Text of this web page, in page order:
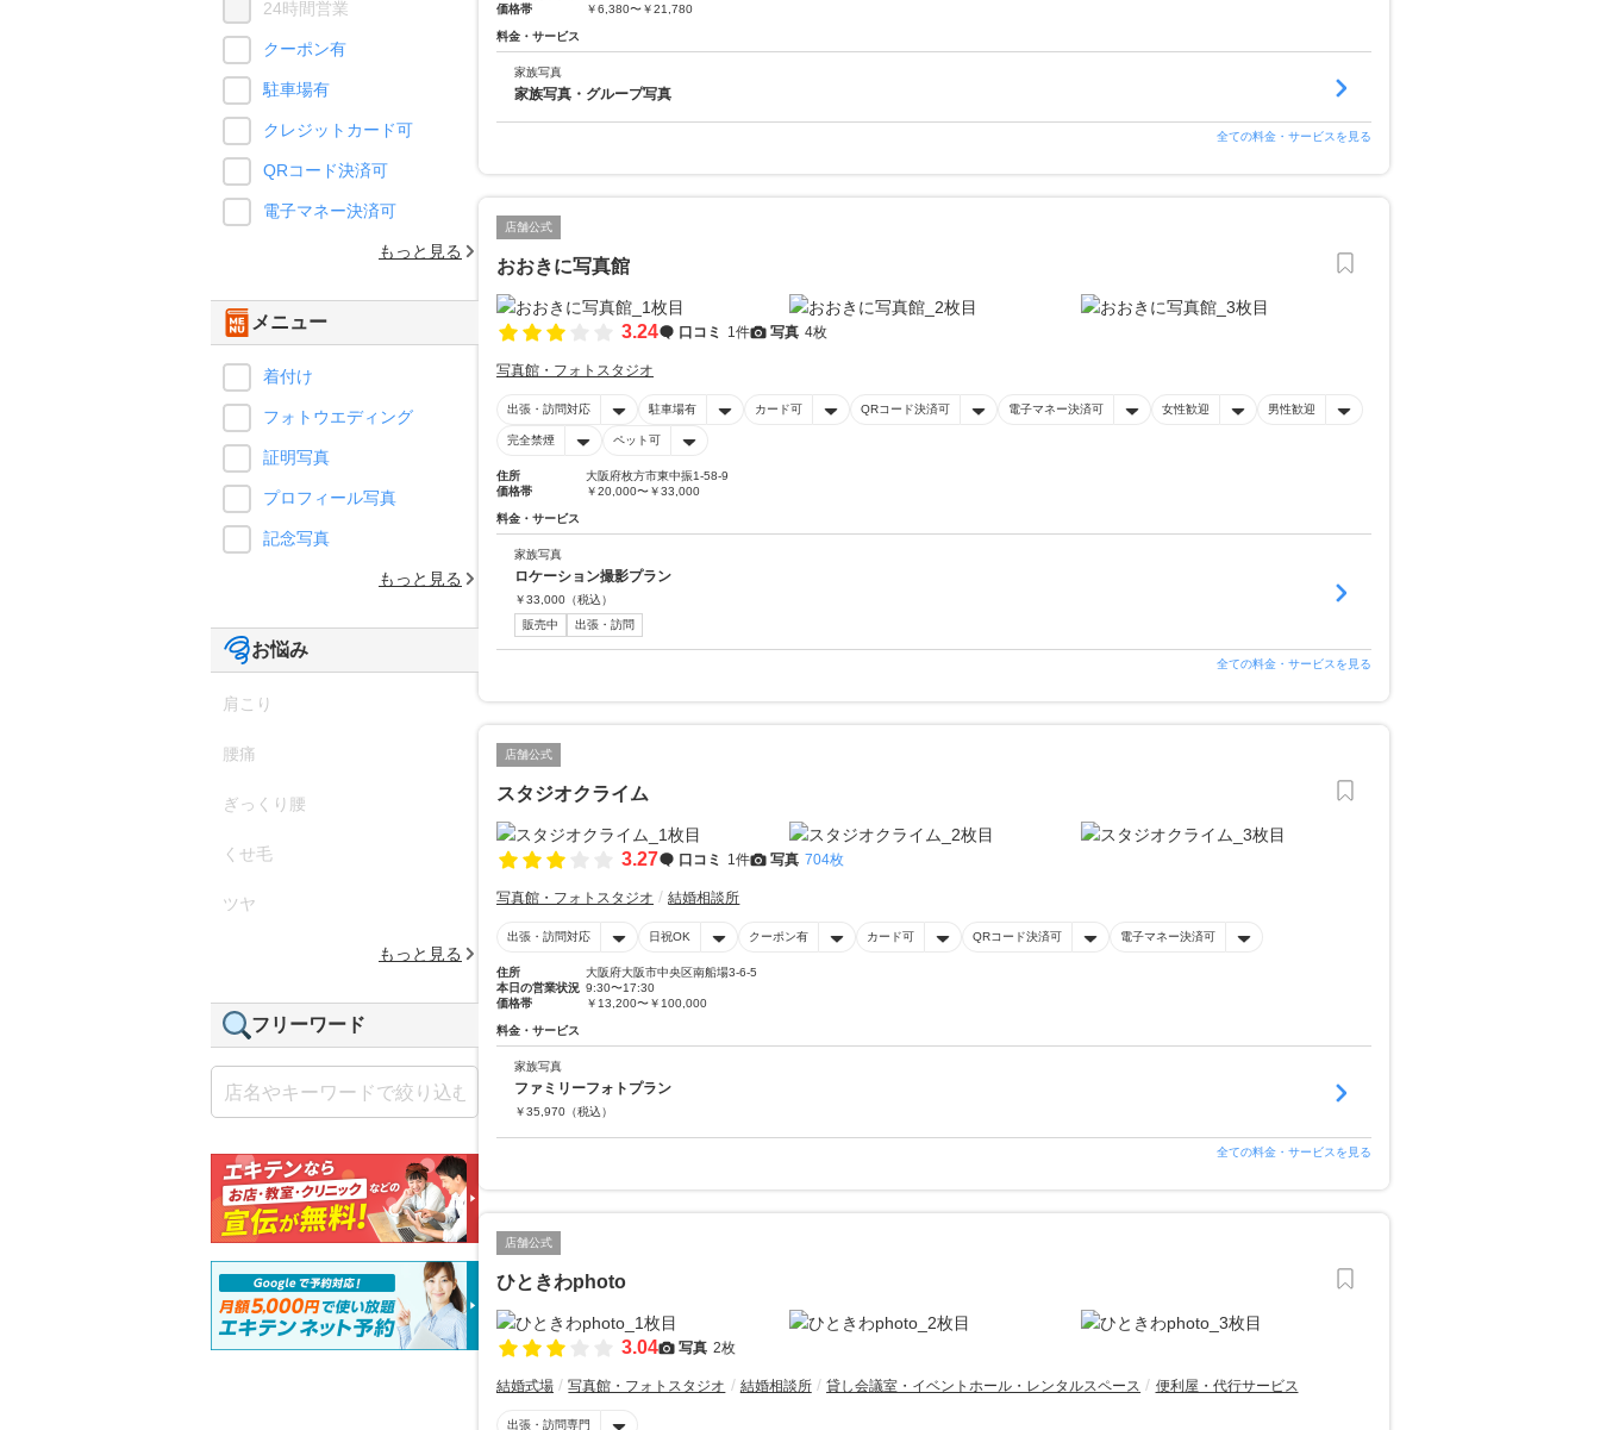
価格帯
￥6,380〜￥21,780
料金・サービス
家族写真
家族写真・グループ写真
全ての料金・サービスを見る
店舗公式
おおきに写真館
3.24 口コミ 1件 写真 4枚
写真館・フォトスタジオ
出張・訪問対応 駐車場有 カード可 QRコード決済可 電子マネー決済可 女性歓迎 男性歓迎
完全禁煙 ペット可
住所
大阪府枚方市東中振1-58-9
価格帯
￥20,000〜￥33,000
料金・サービス
家族写真
ロケーション撮影プラン
￥33,000 （税込）
販売中
出張・訪問
全ての料金・サービスを見る
店舗公式
スタジオクライム
3.27 口コミ 1件 写真 704枚
写真館・フォトスタジオ 結婚相談所
出張・訪問対応 日祝OK クーポン有 カード可 QRコード決済可 電子マネー決済可
住所
大阪府大阪市中央区南船場3-6-5
本日の営業状況 9:30〜17:30
価格帯
￥13,200〜￥100,000
料金・サービス
家族写真
ファミリーフォトプラン
￥35,970 （税込）
全ての料金・サービスを見る
店舗公式
ひときわphoto
3.04 写真 2枚
結婚式場 写真館・フォトスタジオ 結婚相談所 貸し会議室・イベントホール・レンタルスペース 便利屋・代行サービス
出張・訪問専門
24時間営業
クーポン有
駐車場有
クレジットカード可
QRコード決済可
電子マネー決済可
もっと見る
メニュー
着付け
フォトウエディング
証明写真
プロフィール写真
記念写真
もっと見る
お悩み
肩こり
腰痛
ぎっくり腰
くせ毛
ツヤ
もっと見る
フリーワード